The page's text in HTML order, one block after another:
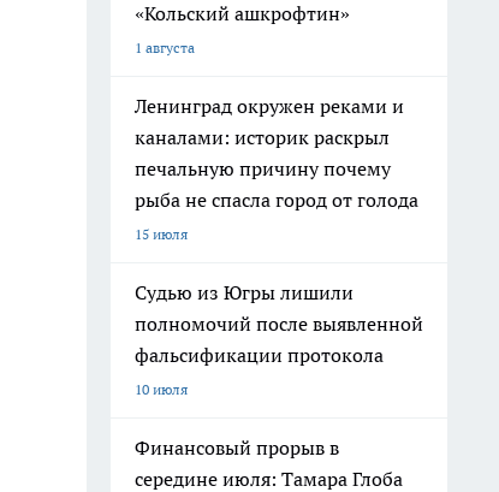
«Кольский ашкрофтин»
1 августа
Ленинград окружен реками и
каналами: историк раскрыл
печальную причину почему
рыба не спасла город от голода
15 июля
Судью из Югры лишили
полномочий после выявленной
фальсификации протокола
10 июля
Финансовый прорыв в
середине июля: Тамара Глоба